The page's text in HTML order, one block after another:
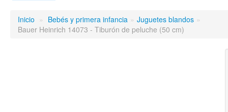
Inicio » Bebés y primera infancia » Juguetes blandos »
Bauer Heinrich 14073 - Tiburón de peluche (50 cm)